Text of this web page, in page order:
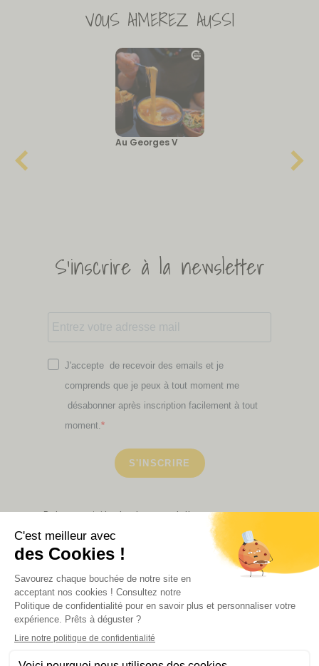
VOUS AIMEREZ AUSSI
Au Georges V
S'inscrire à la newsletter
J'accepte de recevoir des emails et je
comprends que je peux à tout moment me
désabonner après inscription facilement à tout
moment.
S'INSCRIRE
Retrouvez ici toutes les newsletters que vous avez
VOIR NOS PARTENAIRES
LA BOUTIQUE